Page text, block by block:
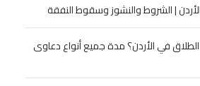
| الشروط والنشوز وسقوط النفقة
في الأردن؟ مدة جميع أنواع دعاوى